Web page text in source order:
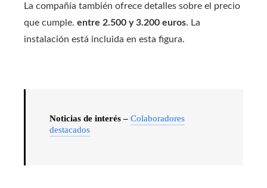
La compañía también ofrece detalles sobre el precio
que cumple. entre 2.500 y 3.200 euros. La
instalación está incluida en esta figura.
Noticias de interés – Colaboradores
destacados